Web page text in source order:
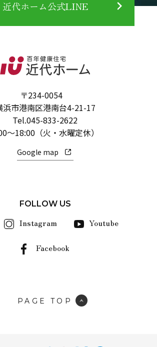
近代ホーム公式LINE
〒234-0054
浜市港南区港南台4-21-17
Tel.045-833-2622
～18:00（火・水曜定休）
Google map
FOLLOW US
Instagram Youtube
Facebook
PAGE TOP